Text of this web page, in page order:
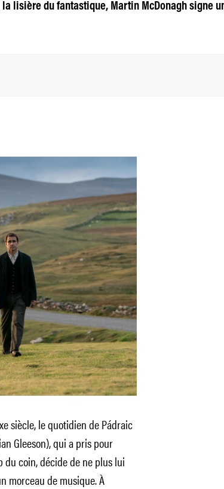
lisière du fantastique, Martin McDonagh signe
siècle, le quotidien de Pádraic
Gleeson), qui a pris pour
du coin, décide de ne plus lui
morceau de musique. À